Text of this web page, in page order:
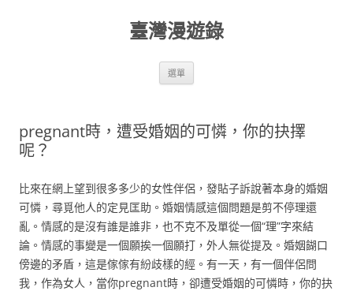
臺灣漫遊錄
選單
pregnant時，遭受婚姻的可憐，你的抉擇
呢？
比來在網上望到很多多少的女性伴侶，發貼子訴說著本身的婚姻
可憐，尋覓他人的定見匡助。婚姻情感這個問題是剪不停理還
亂。情感的是沒有誰是誰非，也不克不及單從一個“理”字來結
論。情感的事變是一個願挨一個願打，外人無從提及。婚姻餬口
傍邊的矛盾，這是傢傢有紛歧樣的經。有一天，有一個伴侶問
我，作為女人，當你pregnant時，卻遭受婚姻的可憐時，你的抉